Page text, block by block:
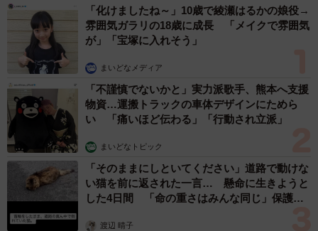
「化けましたね～」10歳で綾瀬はるかの娘役→
雰囲気ガラリの18歳に成長 「メイクで雰囲気
が」「宝塚に入れそう」
まいどなメディア
「不謹慎でないかと」実力派歌手、熊本へ支援
物資…運搬トラックの車体デザインにためら
い 「痛いほど伝わる」「行動され立派」
まいどなトピック
「そのままにしといてください」道路で動けな
い猫を前に返された一言… 懸命に生きようと
した4日間 「命の重さはみんな同じ」保護団
渡辺 晴子